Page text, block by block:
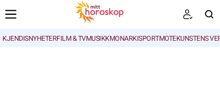
KJENDISNYHETERFILM & TVMUSIKKMONARKISPORTMOTEKUNSTENS